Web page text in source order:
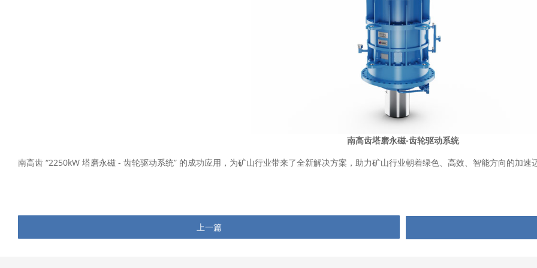
南高齿塔磨永磁-齿轮驱动系统
南高齿 “2250kW 塔磨永磁 - 齿轮驱动系统” 的成功应用，为矿山行业带来了全新解决方案，助力矿山行业朝着绿色、高效、智能方向的加速迈
上一篇